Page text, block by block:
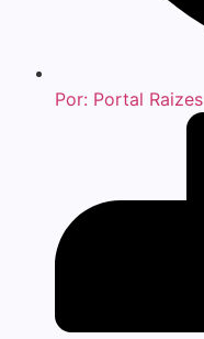
Por: Portal Raizes